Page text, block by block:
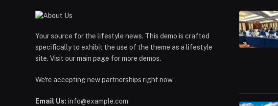
Your source for the lifestyle news. This demo is crafted
specifically to exhibit the use of the theme as a lifestyle
site. Visit our main page for more demos.
We're accepting new partnerships right now.
Email Us: info@example.com